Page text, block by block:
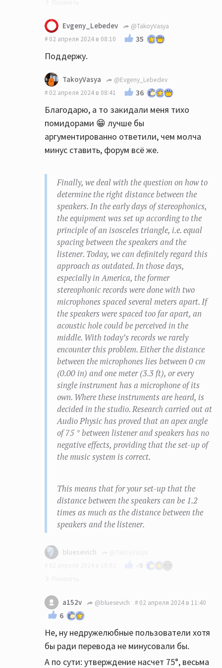
Точно😁
Evgeny_Lebedev
@TakoyVasya
02 апреля 2024 в 08:10
35
Поддержу.
TakoyVasya
@Evgeny_Lebedev
02 апреля 2024 в 08:41
36
Благодарю, а то закидали меня тихо
помидорами 😁 лучше бы
аргументированно ответили, чем молча
минус ставить, форум всё же.
Finally, we deal with the question on how to
determine the right distance between the
speakers. In the early days of stereophonics,
the equipment was set up according to the
principle of an isosceles triangle, i.e. equal
spacing between the speakers and the
listener. Today, we can definitely regard this
approach as outdated. In those days,
especially in America, the former
stereophonic records were done with two
microphones spaced several meters apart. If
the speakers were spaced too far apart, an
acoustic hole could be perceived in the
middle. With today’s records we rarely
encounter this problem. Either the distance
between the microphones lies between 0 cm
(0.00 in) and one meter (3.3 ft), or every
single instrument has a microphone of its
own. Where these instruments are heard, is
decided in the studio. Research carried out at
Audio Physic has proved that an apex angle
of 75 ° between listener and speakers has no
negative effects, providing that the set-up of
the music system is correct.
This means that for your set-up that the
distance between the speakers can be 1.2
times as much as the distance between the
speakers and the listener.
bluesevich
-9
Не все пользователи здесь в адеквате.
И не все владеют аглицким:))
Наконец, мы подошли к вопросу о том, как
правильно определить расстояние между
динамиками. На заре стереофонии
a152v @bluesevich 02 апреля 2024 в 11:40
6
Не, ну недружелюбные пользователи хотя
бы ради перевода не минусовали бы.
А по сути: утверждение насчет 75°, весьма